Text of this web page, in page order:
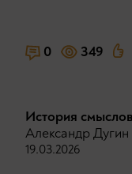
0 349
История
Александр Дугин
19.03.2026